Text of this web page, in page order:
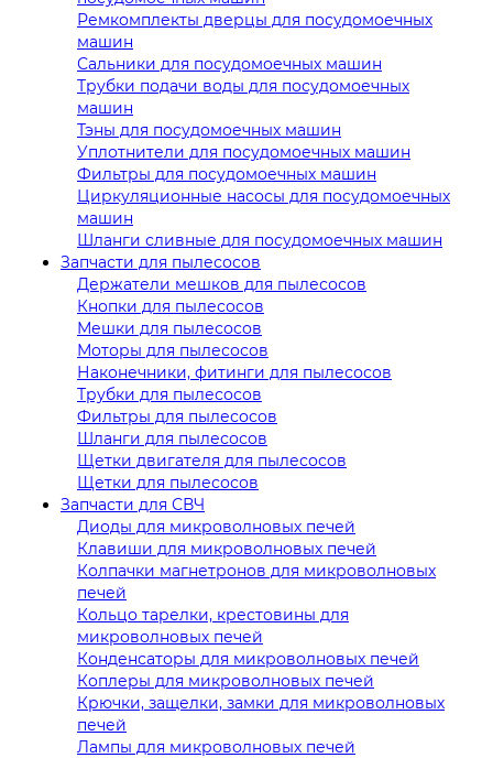
Ремкомплекты дверцы для посудомоечных
машин
Сальники для посудомоечных машин
Трубки подачи воды для посудомоечных
машин
Тэны для посудомоечных машин
Уплотнители для посудомоечных машин
Фильтры для посудомоечных машин
Циркуляционные насосы для посудомоечных
машин
Шланги сливные для посудомоечных машин
Запчасти для пылесосов
Держатели мешков для пылесосов
Кнопки для пылесосов
Мешки для пылесосов
Моторы для пылесосов
Наконечники, фитинги для пылесосов
Трубки для пылесосов
Фильтры для пылесосов
Шланги для пылесосов
Щетки двигателя для пылесосов
Щетки для пылесосов
Запчасти для СВЧ
Диоды для микроволновых печей
Клавиши для микроволновых печей
Колпачки магнетронов для микроволновых
печей
Кольцо тарелки, крестовины для
микроволновых печей
Конденсаторы для микроволновых печей
Коплеры для микроволновых печей
Крючки, защелки, замки для микроволновых
печей
Лампы для микроволновых печей